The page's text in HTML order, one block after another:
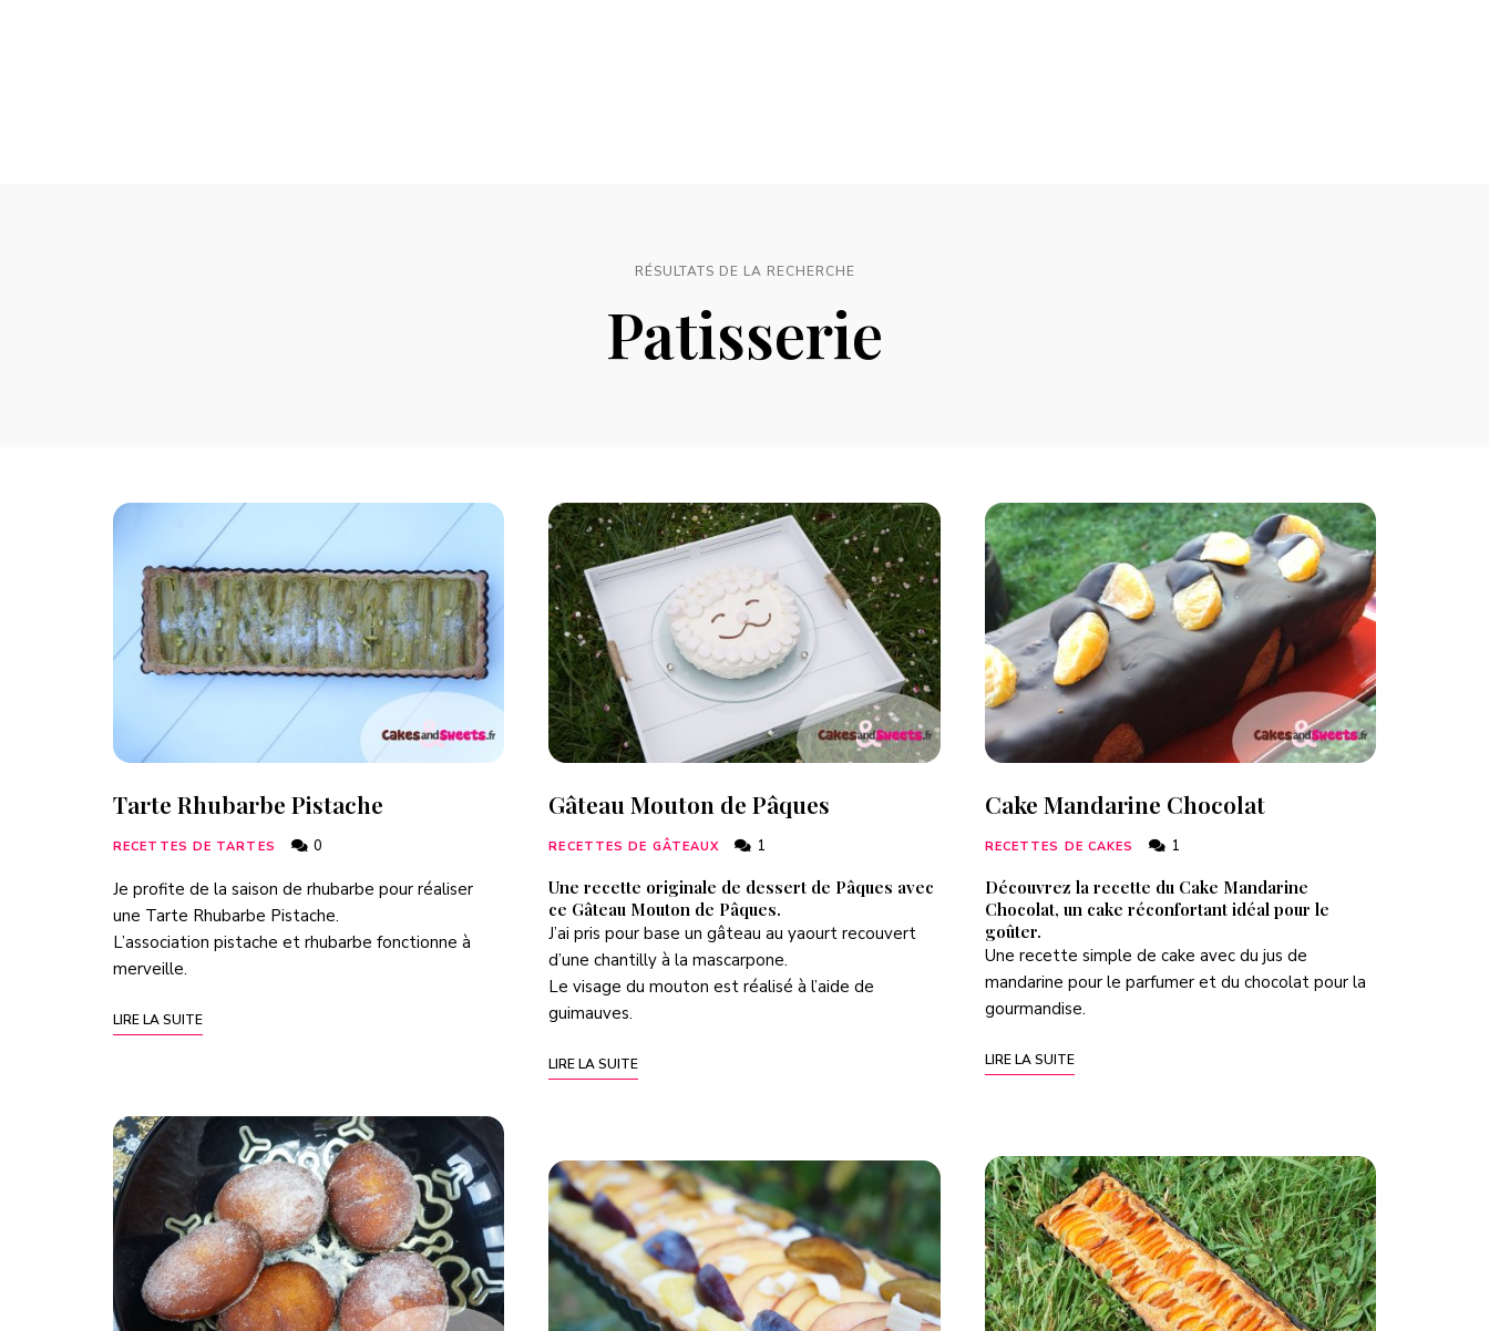
RÉSULTATS DE LA RECHERCHE
Patisserie
Tarte Rhubarbe Pistache
RECETTES DE TARTES 0
Je profite de la saison de rhubarbe pour réaliser
une Tarte Rhubarbe Pistache.
L’association pistache et rhubarbe fonctionne à
merveille.
LIRE LA SUITE
Gâteau Mouton de Pâques
RECETTES DE GÂTEAUX 1
Une recette originale de dessert de Pâques avec
ce Gâteau Mouton de Pâques.
J’ai pris pour base un gâteau au yaourt recouvert
d’une chantilly à la mascarpone.
Le visage du mouton est réalisé à l’aide de
guimauves.
LIRE LA SUITE
Cake Mandarine Chocolat
RECETTES DE CAKES 1
Découvrez la recette du Cake Mandarine
Chocolat, un cake réconfortant idéal pour le
goûter.
Une recette simple de cake avec du jus de
mandarine pour le parfumer et du chocolat pour la
gourmandise.
LIRE LA SUITE